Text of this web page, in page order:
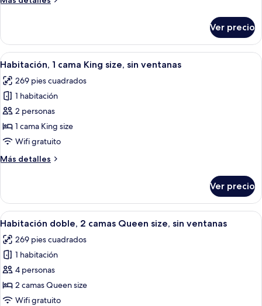
camas
balcón
doble
Deluxe,
2
Queen
size,
balcón
Ver precio
Abrir
todas
las
fotos
de
Habitación,
1
King
ventanas
Habitación de hotel con cama,
6
Habitación, 1 cama King size, sin ventanas
269 pies cuadrados
1 habitación
2 personas
1 cama King size
Wifi gratuito
Más detalles
Más
1
cama
King
sin
ventanas
Ver precio
Abrir
todas
las
fotos
de
Habitación
doble,
Una habitación de hotel con dos
6
Habitación doble, 2 camas Queen size, sin ventanas
269 pies cuadrados
1 habitación
4 personas
2 camas Queen size
Wifi gratuito